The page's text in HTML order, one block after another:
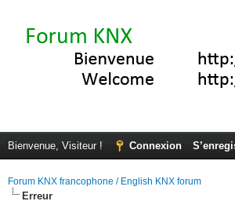
Bienvenue, Visiteur ! Connexion
Forum KNX francophone / English KNX forum
Erreur